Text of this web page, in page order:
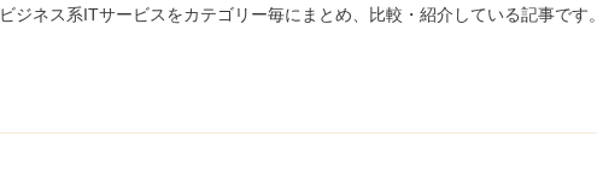
ビジネス系ITサービスをカテゴリー毎にまとめ、比較・紹介している記事です。